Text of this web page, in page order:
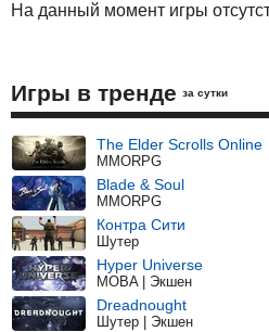
На данный момент игры
Игры в тренде за сутки
The Elder Scrolls Online
MMORPG
Blade & Soul
MMORPG
Контра Сити
Шутер
Hyper Universe
MOBA | Экшен
Dreadnought
Шутер | Экшен